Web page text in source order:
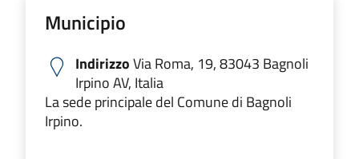
Municipio
IndirizzoVia Roma, 19, 83043 Bagnoli
Irpino AV, Italia
La sede principale del Comune di Bagnoli
Irpino.